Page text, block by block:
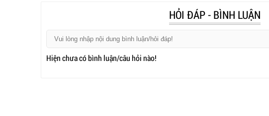
HỎI ĐÁP - BÌNH LUẬN
Hiện chưa có bình luận/câu hỏi nào!